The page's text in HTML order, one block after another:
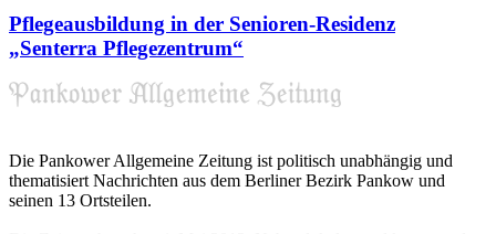
Pflegeausbildung in der Senioren-Residenz
„Senterra Pflegezentrum“
Die Pankower Allgemeine Zeitung ist politisch unabhängig und
thematisiert Nachrichten aus dem Berliner Bezirk Pankow und
seinen 13 Ortsteilen.